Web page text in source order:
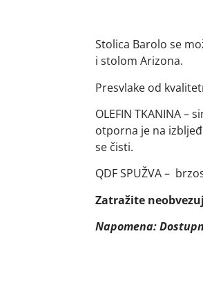
Stolica Barolo se
i stolom Arizona.
Presvlake od
OLEFIN TKANINA –
otporna je na
se čisti.
QDF SPUŽVA –
Zatražite
Napomena: